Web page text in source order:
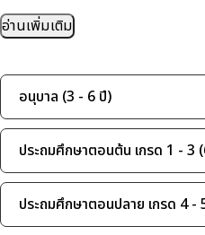
อ่านเพิ่มเติม
อนุบาล (3 - 6 ปี)
ประถมศึกษาตอนต้น เกรด 1 - 3
ประถมศึกษาตอนปลาย เกรด 4 -